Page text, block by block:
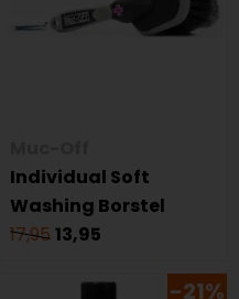
Individual Soft
Washing Borstel
17,9513,95
-21%